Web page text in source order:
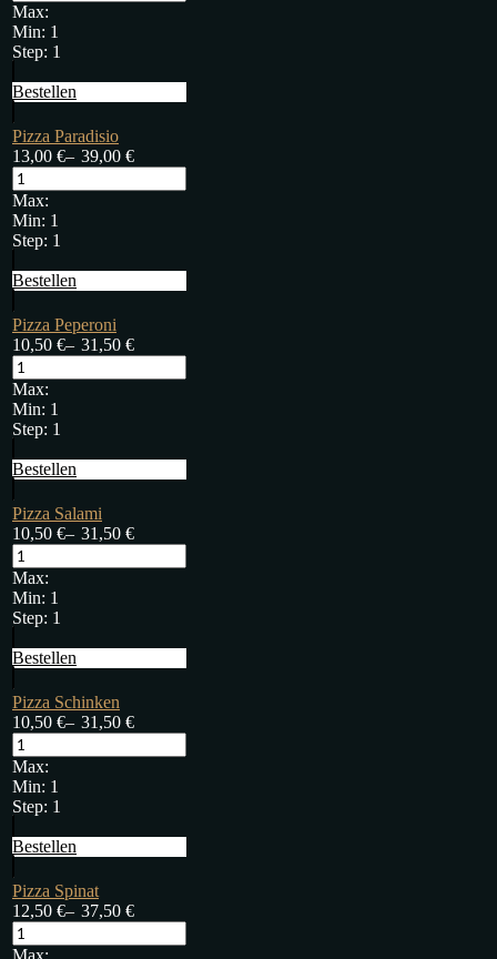
Max:
Min: 1
Step: 1
Bestellen
Pizza Paradisio
13,00 €– 39,00 €
Max:
Min: 1
Step: 1
Bestellen
Pizza Peperoni
10,50 €– 31,50 €
Max:
Min: 1
Step: 1
Bestellen
Pizza Salami
10,50 €– 31,50 €
Max:
Min: 1
Step: 1
Bestellen
Pizza Schinken
10,50 €– 31,50 €
Max:
Min: 1
Step: 1
Bestellen
Pizza Spinat
12,50 €– 37,50 €
Max: